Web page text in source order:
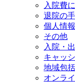
入院費
退院の
個人情
その他
入院・
キャッ
地域包
オンラ